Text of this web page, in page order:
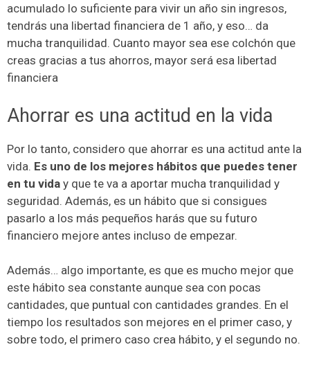
acumulado lo suficiente para vivir un año sin ingresos,
tendrás una libertad financiera de 1 año, y eso… da
mucha tranquilidad. Cuanto mayor sea ese colchón que
creas gracias a tus ahorros, mayor será esa libertad
financiera
Ahorrar es una actitud en la vida
Por lo tanto, considero que ahorrar es una actitud ante la
vida. Es uno de los mejores hábitos que puedes tener
en tu vida y que te va a aportar mucha tranquilidad y
seguridad. Además, es un hábito que si consigues
pasarlo a los más pequeños harás que su futuro
financiero mejore antes incluso de empezar.
Además… algo importante, es que es mucho mejor que
este hábito sea constante aunque sea con pocas
cantidades, que puntual con cantidades grandes. En el
tiempo los resultados son mejores en el primer caso, y
sobre todo, el primero caso crea hábito, y el segundo no.